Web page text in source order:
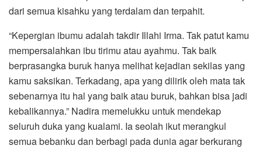
dari semua kisahku yang terdalam dan terpahit.
“Kepergian ibumu adalah takdir Illahi Irma. Tak patut kamu
mempersalahkan ibu tirimu atau ayahmu. Tak baik
berprasangka buruk hanya melihat kejadian sekilas yang
kamu saksikan. Terkadang, apa yang dilirik oleh mata tak
sebenarnya itu hal yang baik atau buruk, bahkan bisa jadi
kebalikannya.” Nadira memelukku untuk mendekap
seluruh duka yang kualami. Ia seolah ikut merangkul
semua bebanku dan berbagi pada dunia agar berkurang